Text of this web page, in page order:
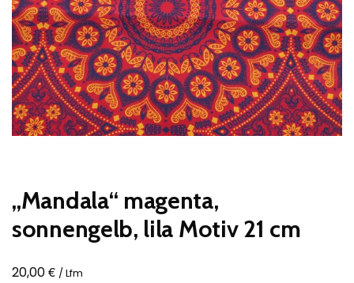
„Mandala“ magenta,
sonnengelb, lila Motiv 21 cm
20,00€ / Lfm